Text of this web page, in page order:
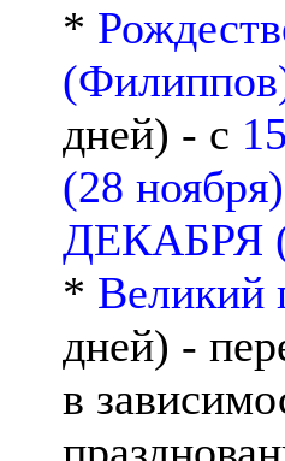
*
дней) - с
(28 ноября)
ДЕКАБРЯ
* Великий
дней) -
в